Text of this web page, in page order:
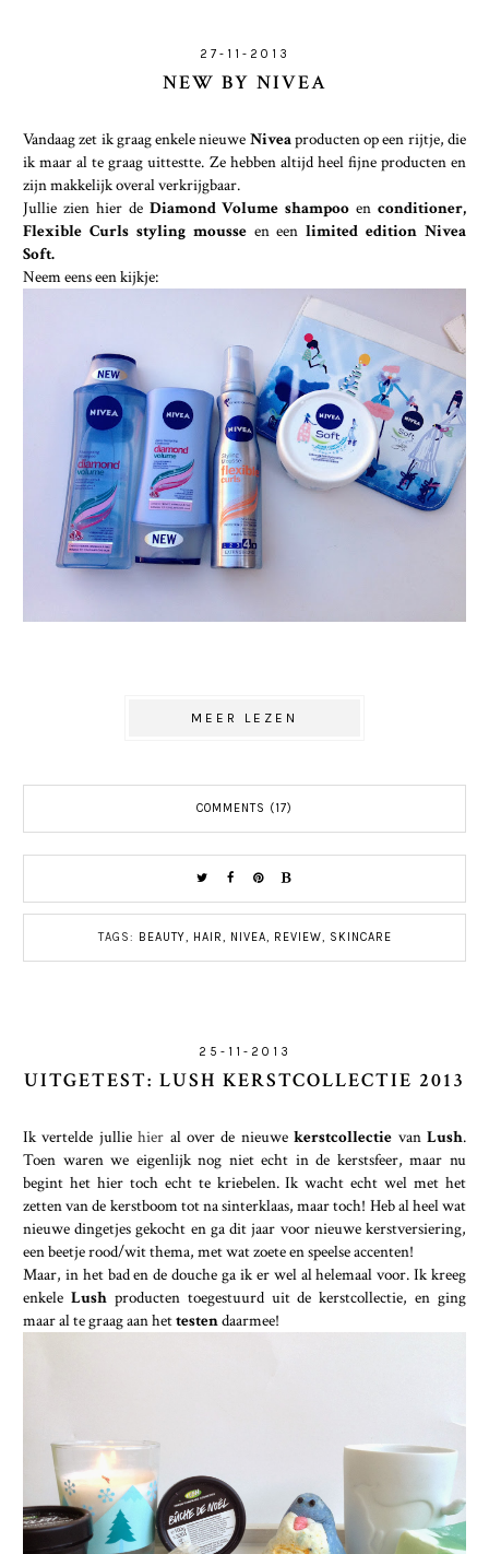
27-11-2013
NEW BY NIVEA
Vandaag zet ik graag enkele nieuwe Niveaproducten op een rijtje, die
ik maar al te graag uittestte. Ze hebben altijd heel fijne producten en
zijn makkelijk overal verkrijgbaar.
Jullie zien hier deDiamond Volume shampooen conditioner,
Flexible Curls styling mousseen eenlimited edition Nivea
Soft.
Neem eens een kijkje:
MEER LEZEN
COMMENTS (17)
TAGS: BEAUTY HAIR NIVEA REVIEW SKINCARE
25-11-2013
UITGETEST: LUSH KERSTCOLLECTIE 2013
Ik vertelde julliehier al over de nieuwekerstcollectie vanLush.
Toen waren we eigenlijk nog niet echt in de kerstsfeer, maar nu
begint het hier toch echt te kriebelen. Ik wacht echt wel met het
zetten van de kerstboom tot na sinterklaas, maar toch! Heb al heel wat
nieuwe dingetjes gekocht en ga dit jaar voor nieuwe kerstversiering,
een beetje rood/wit thema, met wat zoete en speelse accenten!
Maar, in het bad en de douche ga ik er wel al helemaal voor. Ik kreeg
enkele Lush producten toegestuurd uit de kerstcollectie, en ging
maar al te graag aan hettestendaarmee!